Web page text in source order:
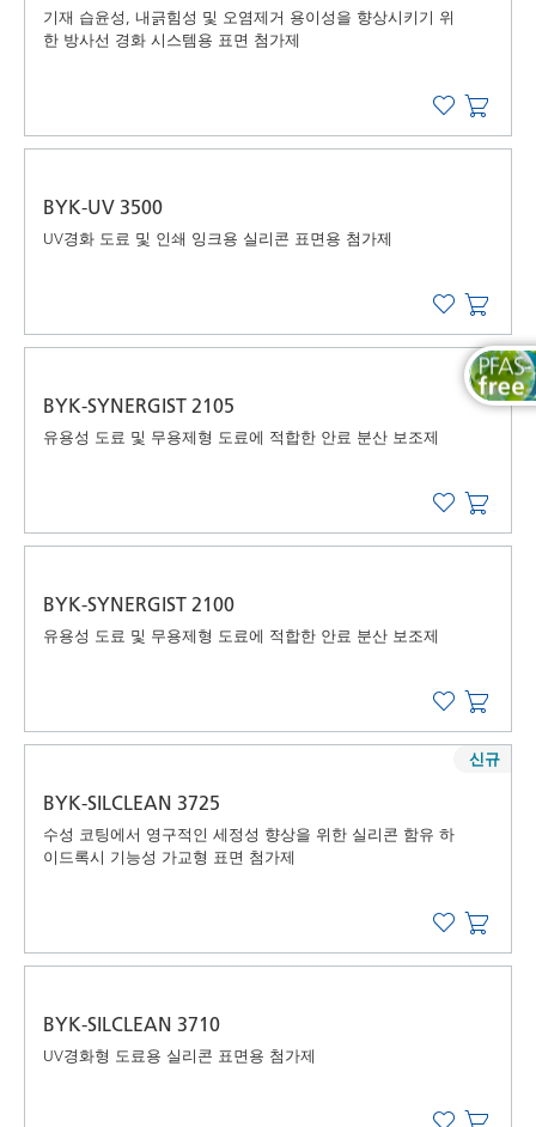
기재 습윤성, 내긁힘성 및 오염제거 용이성을 향상시키기 위
한 방사선 경화 시스템용 표면 첨가제
BYK-UV 3500
UV경화 도료 및 인쇄 잉크용 실리콘 표면용 첨가제
BYK-SYNERGIST 2105
유용성 도료 및 무용제형 도료에 적합한 안료 분산 보조제
BYK-SYNERGIST 2100
유용성 도료 및 무용제형 도료에 적합한 안료 분산 보조제
BYK-SILCLEAN 3725
수성 코팅에서 영구적인 세정성 향상을 위한 실리콘 함유 하
이드록시 기능성 가교형 표면 첨가제
신규
BYK-SILCLEAN 3710
UV경화형 도료용 실리콘 표면용 첨가제